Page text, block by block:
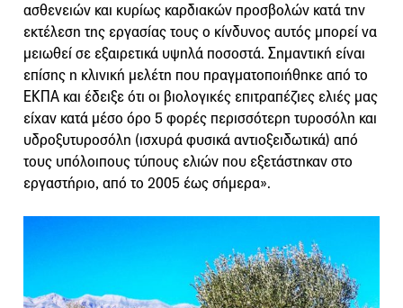
ασθενειών και κυρίως καρδιακών προσβολών κατά την
εκτέλεση της εργασίας τους ο κίνδυνος αυτός μπορεί να
μειωθεί σε εξαιρετικά υψηλά ποσοστά. Σημαντική είναι
επίσης η κλινική μελέτη που πραγματοποιήθηκε από το
ΕΚΠΑ και έδειξε ότι οι βιολογικές επιτραπέζιες ελιές μας
είχαν κατά μέσο όρο 5 φορές περισσότερη τυροσόλη και
υδροξυτυροσόλη (ισχυρά φυσικά αντιοξειδωτικά) από
τους υπόλοιπους τύπους ελιών που εξετάστηκαν στο
εργαστήριο, από το 2005 έως σήμερα».